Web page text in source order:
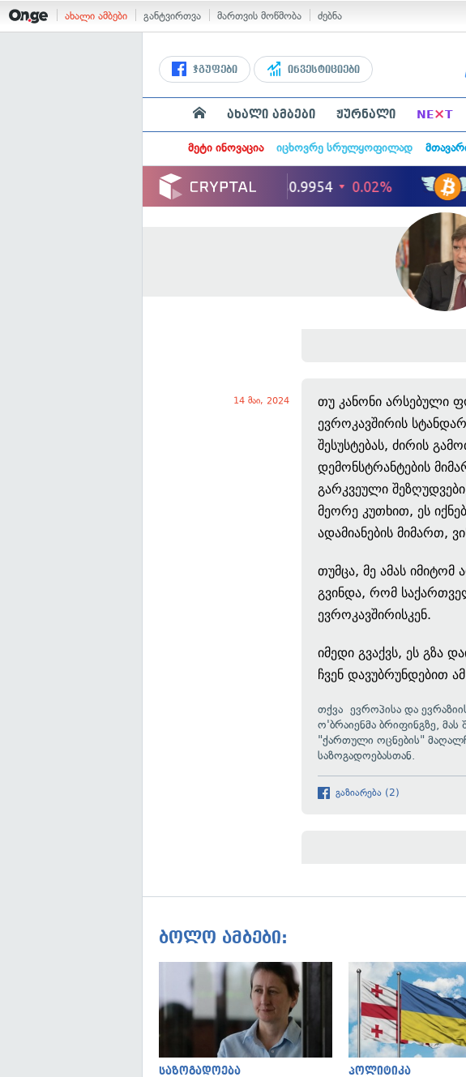
ახალი ამბები განტვირთვა მართვის მოწმობა ძებნა
ჯგუფები ინვესტიციები
ახალი ამბები ჟურნალი NE×T
მეტი ინოვაცია იცხოვრე სრულყოფილად
14 მაი, 2024
თუ კანონი არსებული
ევროკავშირის
შესუსტებას, ძირის
დემონსტრანტების
გარკვეული
მეორე კუთხით, ეს
ადამიანების მიმართ,
თუმცა, მე ამას
გვინდა, რომ
ევროკავშირისკენ.
იმედი გვაქვს, ეს გზა
ჩვენ დავუბრუნდებით
თქვა ევროპისა და
ო'ბრაიენმა ბრიფინგზე,
"ქართული ოცნების"
საზოგადოებასთან.
გაზიარება (2)
ბოლო ამბები:
გადახედვა
საზოგადოება პოლიტიკა